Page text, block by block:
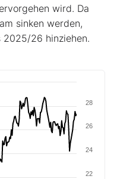
wird. Da
sinken werden,
2025/26 hinziehen.
22
24
26
28